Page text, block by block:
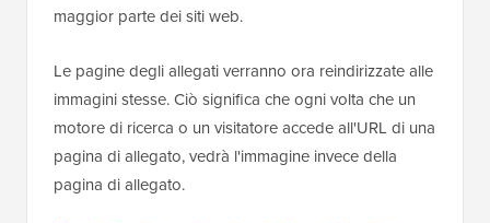
maggior parte dei siti web.
Le pagine degli allegati verranno ora reindirizzate alle
immagini stesse. Ciò significa che ogni volta che un
motore di ricerca o un visitatore accede all'URL di una
pagina di allegato, vedrà l'immagine invece della
pagina di allegato.